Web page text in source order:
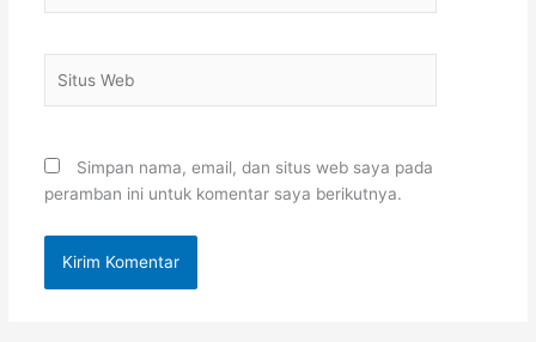
Web
Simpan nama, email, dan situs web saya pada
peramban ini untuk komentar saya berikutnya.